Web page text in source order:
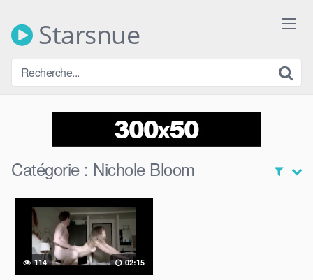
contentStarsnue
Catégorie : Nichole Bloom
114 02:15